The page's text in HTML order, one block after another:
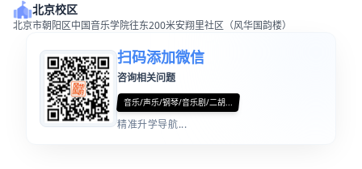
北京校区
北京市朝阳区中国音乐学院往东200米安翔里社区（风华国韵楼）
扫码添加微信
咨询相关问题
音乐/声乐/钢琴/音乐剧/二胡...
精准升学导航...